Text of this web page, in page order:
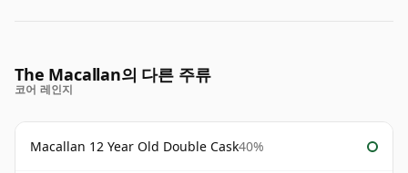
The Macallan의 다른 주류
코어 레인지
Macallan 12 Year Old Double Cask40%